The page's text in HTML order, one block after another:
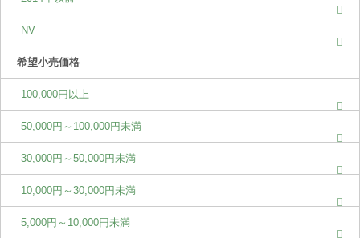
NV
希望小売価格
100,000円以上
50,000円～100,000円未満
30,000円～50,000円未満
10,000円～30,000円未満
5,000円～10,000円未満